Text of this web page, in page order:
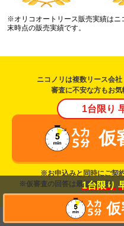
※オリコオートリース販売実績は
末時点の販売実績です。
ニコノリは複数リース会社
審査に不安な方もお気
1台限り
仮
※お申込みと同時にご契
※仮審査の回答は最短で当日、
1台限り
仮
カー